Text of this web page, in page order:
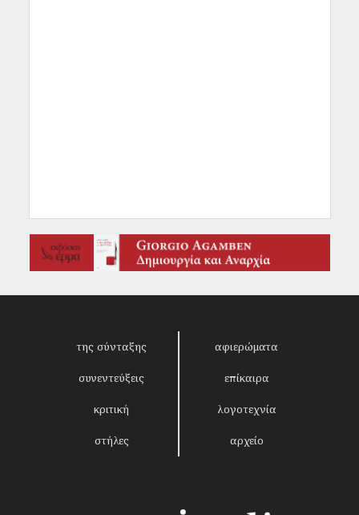
της σύνταξης αφιερώματα
συνεντεύξεις επίκαιρα
κριτική λογοτεχνία
στήλες αρχείο